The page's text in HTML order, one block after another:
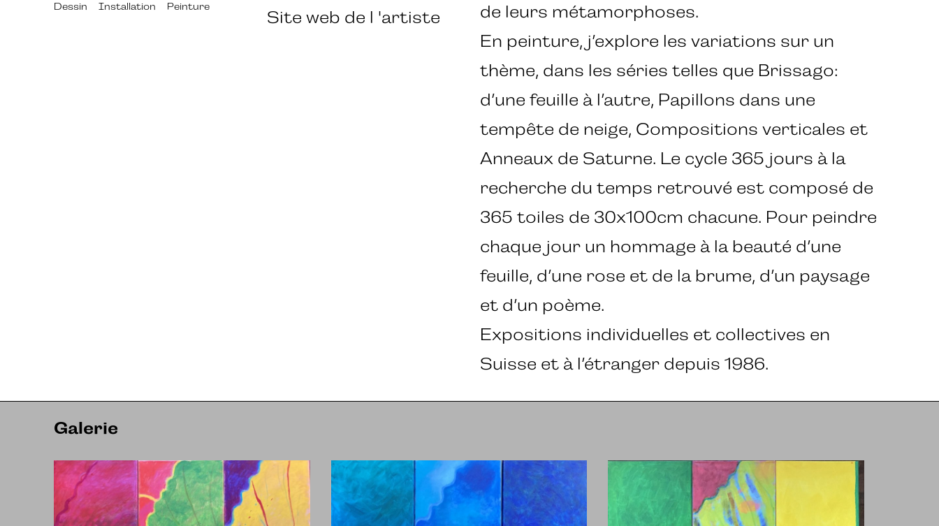
Dessin Installation Peinture
Site web de l 'artiste
de leurs métamorphoses.
En peinture, j’explore les variations sur un
thème, dans les séries telles que Brissago:
d’une feuille à l’autre, Papillons dans une
tempête de neige, Compositions verticales et
Anneaux de Saturne. Le cycle 365 jours à la
recherche du temps retrouvé est composé de
365 toiles de 30x100cm chacune. Pour peindre
chaque jour un hommage à la beauté d’une
feuille, d’une rose et de la brume, d’un paysage
et d’un poème.
Expositions individuelles et collectives en
Suisse et à l’étranger depuis 1986.
Galerie